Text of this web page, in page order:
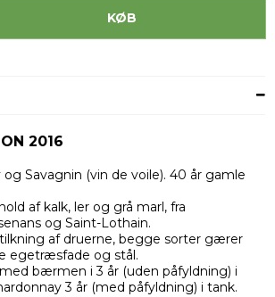
KØB
2016
og Savagnin (vin de voile). 40 år gamle
af kalk, ler og grå marl, fra
og Saint-Lothain.
af druerne, begge sorter gærer
egetræsfade og stål.
bærmen i 3 år (uden påfyldning) i
3 år (med påfyldning) i tank.